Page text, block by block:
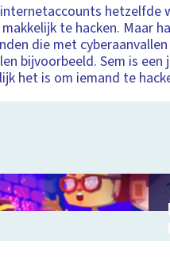
hetzelfde
te hacken. Maar
die met
bijvoorbeeld. Sem is een
het is om iemand te